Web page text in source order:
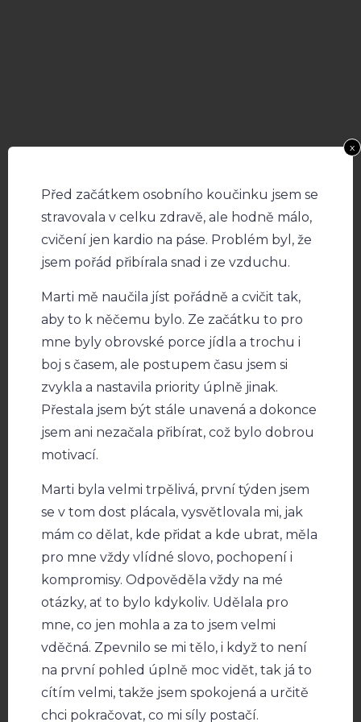
Před začátkem osobního koučinku jsem se
stravovala v celku zdravě, ale hodně málo,
cvičení jen kardio na páse. Problém byl, že
jsem pořád přibírala snad i ze vzduchu.
Marti mě naučila jíst pořádně a cvičit tak,
aby to k něčemu bylo. Ze začátku to pro
mne byly obrovské porce jídla a trochu i
boj s časem, ale postupem času jsem si
zvykla a nastavila priority úplně jinak.
Přestala jsem být stále unavená a dokonce
jsem ani nezačala přibírat, což bylo dobrou
motivací.
Marti byla velmi trpělivá, první týden jsem
se v tom dost plácala, vysvětlovala mi, jak
mám co dělat, kde přidat a kde ubrat, měla
pro mne vždy vlídné slovo, pochopení i
kompromisy. Odpověděla vždy na mé
otázky, ať to bylo kdykoliv. Udělala pro
mne, co jen mohla a za to jsem velmi
vděčná. Zpevnilo se mi tělo, i když to není
na první pohled úplně moc vidět, tak já to
cítím velmi, takže jsem spokojená a určitě
chci pokračovat, co mi síly postačí.
x